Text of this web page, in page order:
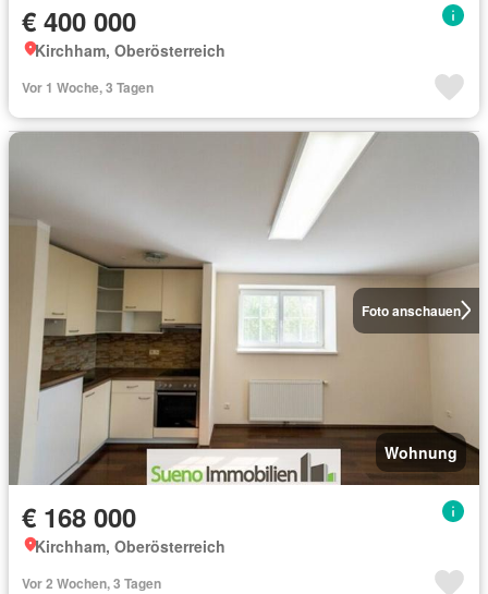
€ 400 000
Kirchham, Oberösterreich
Vor 1 Woche, 3 Tagen
Foto anschauen
Wohnung
€ 168 000
Kirchham, Oberösterreich
Vor 2 Wochen, 3 Tagen